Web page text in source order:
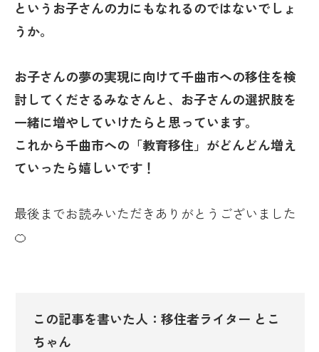
というお子さんの力にもなれるのではないでしょ
うか。
お子さんの夢の実現に向けて千曲市への移住を検
討してくださるみなさんと、お子さんの選択肢を
一緒に増やしていけたらと思っています。
これから千曲市への「教育移住」がどんどん増え
ていったら嬉しいです！
最後までお読みいただきありがとうございました
🍊
この記事を書いた人：移住者ライター とこ
ちゃん